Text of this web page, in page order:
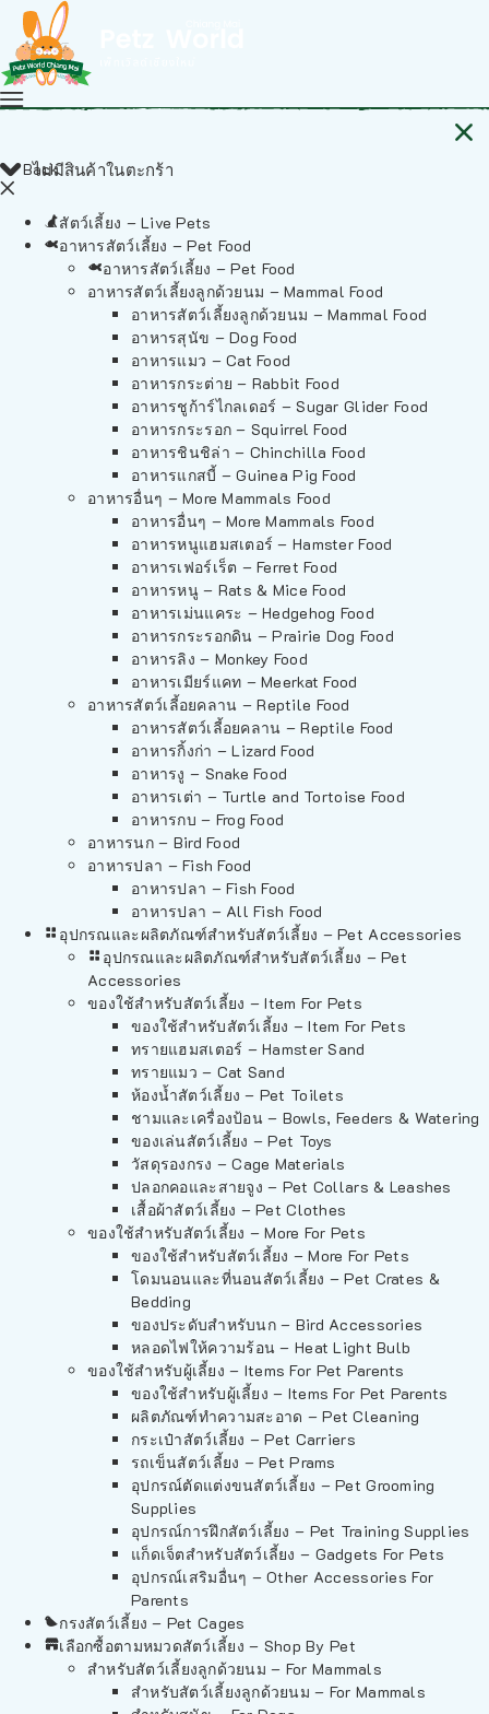
ไม่มีสินค้าในตะกร้า
Back
สัตว์เลี้ยง – Live Pets
อาหารสัตว์เลี้ยง – Pet Food
อาหารสัตว์เลี้ยง – Pet Food
อาหารสัตว์เลี้ยงลูกด้วยนม – Mammal Food
อาหารสัตว์เลี้ยงลูกด้วยนม – Mammal Food
อาหารสุนัข – Dog Food
อาหารแมว – Cat Food
อาหารกระต่าย – Rabbit Food
อาหารชูก้าร์ไกลเดอร์ – Sugar Glider Food
อาหารกระรอก – Squirrel Food
อาหารชินชิล่า – Chinchilla Food
อาหารแกสบี้ – Guinea Pig Food
อาหารอื่นๆ – More Mammals Food
อาหารอื่นๆ – More Mammals Food
อาหารหนูแฮมสเตอร์ – Hamster Food
อาหารเฟอร์เร็ต – Ferret Food
อาหารหนู – Rats & Mice Food
อาหารเม่นแคระ – Hedgehog Food
อาหารกระรอกดิน – Prairie Dog Food
อาหารลิง – Monkey Food
อาหารเมียร์แคท – Meerkat Food
อาหารสัตว์เลี้อยคลาน – Reptile Food
อาหารสัตว์เลี้อยคลาน – Reptile Food
อาหารกิ้งก่า – Lizard Food
อาหารงู – Snake Food
อาหารเต่า – Turtle and Tortoise Food
อาหารกบ – Frog Food
อาหารนก – Bird Food
อาหารปลา – Fish Food
อาหารปลา – Fish Food
อาหารปลา – All Fish Food
อุปกรณและผลิตภัณฑ์สำหรับสัตว์เลี้ยง – Pet Accessories
อุปกรณและผลิตภัณฑ์สำหรับสัตว์เลี้ยง – Pet
Accessories
ของใช้สำหรับสัตว์เลี้ยง – Item For Pets
ของใช้สำหรับสัตว์เลี้ยง – Item For Pets
ทรายแฮมสเตอร์ – Hamster Sand
ทรายแมว – Cat Sand
ห้องน้ำสัตว์เลี้ยง – Pet Toilets
ชามและเครื่องป้อน – Bowls, Feeders & Watering
ของเล่นสัตว์เลี้ยง – Pet Toys
วัสดุรองกรง – Cage Materials
ปลอกคอและสายจูง – Pet Collars & Leashes
เสื้อผ้าสัตว์เลี้ยง – Pet Clothes
ของใช้สำหรับสัตว์เลี้ยง – More For Pets
ของใช้สำหรับสัตว์เลี้ยง – More For Pets
โดมนอนและที่นอนสัตว์เลี้ยง – Pet Crates &
Bedding
ของประดับสำหรับนก – Bird Accessories
หลอดไฟให้ความร้อน – Heat Light Bulb
ของใช้สำหรับผู้เลี้ยง – Items For Pet Parents
ของใช้สำหรับผู้เลี้ยง – Items For Pet Parents
ผลิตภัณฑ์ทำความสะอาด – Pet Cleaning
กระเป๋าสัตว์เลี้ยง – Pet Carriers
รถเข็นสัตว์เลี้ยง – Pet Prams
อุปกรณ์ตัดแต่งขนสัตว์เลี้ยง – Pet Grooming
Supplies
อุปกรณ์การฝึกสัตว์เลี้ยง – Pet Training Supplies
แก็ดเจ็ตสำหรับสัตว์เลี้ยง – Gadgets For Pets
อุปกรณ์เสริมอื่นๆ – Other Accessories For
Parents
กรงสัตว์เลี้ยง – Pet Cages
เลือกซื้อตามหมวดสัตว์เลี้ยง – Shop By Pet
สำหรับสัตว์เลี้ยงลูกด้วยนม – For Mammals
สำหรับสัตว์เลี้ยงลูกด้วยนม – For Mammals